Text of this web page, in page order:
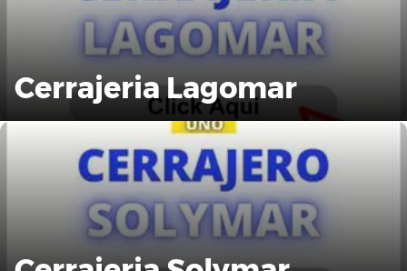
Cerrajeria Lagomar